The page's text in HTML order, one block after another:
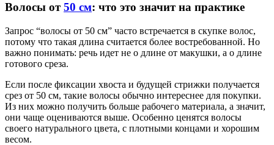
Волосы от50 см: что это значит на практике
Запрос “волосы от 50 см” часто встречается в скупке волос,
потому что такая длина считается более востребованной. Но
важно понимать: речь идет не о длине от макушки, а о длине
готового среза.
Если после фиксации хвоста и будущей стрижки получается
срез от 50 см, такие волосы обычно интереснее для покупки.
Из них можно получить больше рабочего материала, а значит,
они чаще оцениваются выше. Особенно ценятся волосы
своего натурального цвета, с плотными концами и хорошим
весом.